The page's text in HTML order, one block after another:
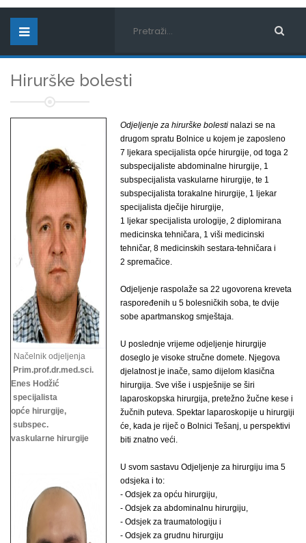
Hirurške bolesti
Načelnik odjeljenja
Prim.prof.dr.med.sci.
Enes Hodžić
specijalista
opće hirurgije,
subspec.
vaskularne hirurgije
Odjeljenje za hirurške bolesti nalazi se na
drugom spratu Bolnice u kojem je zaposleno
7 ljekara specijalista opće hirurgije, od toga 2
subspecijaliste abdominalne hirurgije, 1
subspecijalista vaskularne hirurgije, te 1
subspecijalista torakalne hirurgije, 1 ljekar
specijalista dječije hirurgije,
1 ljekar specijalista urologije, 2 diplomirana
medicinska tehničara, 1 viši medicinski
tehničar, 8 medicinskih sestara-tehničara i
2 spremačice.
Odjeljenje raspolaže sa 22 ugovorena kreveta
raspoređenih u 5 bolesničkih soba, te dvije
sobe apartmanskog smještaja.
U poslednje vrijeme odjeljenje hirurgije
doseglo je visoke stručne domete. Njegova
djelatnost je inače, samo dijelom klasična
hirurgija. Sve više i uspješnije se širi
laparoskopska hirurgija, pretežno žučne kese i
žučnih puteva. Spektar laparoskopije u hirurgiji
će, kada je riječ o Bolnici Tešanj, u perspektivi
biti znatno veći.
U svom sastavu Odjeljenje za hirurgiju ima 5
odsjeka i to:
- Odsjek za opću hirurgiju,
- Odsjek za abdominalnu hirurgiju,
- Odsjek za traumatologiju i
- Odsjek za grudnu hirurgiju